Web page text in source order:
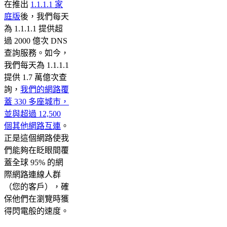
在推出 1.1.1.1 家
庭版後，我們每天
為 1.1.1.1 提供超
過 2000 億次 DNS
查詢服務。如今，
我們每天為 1.1.1.1
提供 1.7 萬億次查
詢， 我們的網路覆
蓋 330 多座城市，
並與超過 12,500
個其他網路互連 。
正是這個網路使我
們能夠在眨眼間覆
蓋全球 95% 的網
際網路連線人群
（您的客戶），確
保他們在瀏覽時獲
得閃電般的速度。